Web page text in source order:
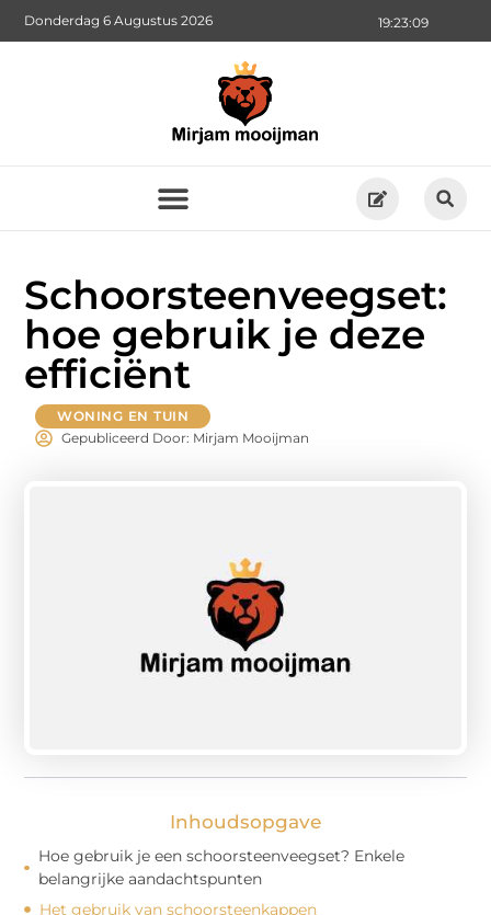
19:23:10
Donderdag 6 Augustus 2026
Schoorsteenveegset:
hoe gebruik je deze
efficiënt
WONING EN TUIN
Gepubliceerd Door: Mirjam Mooijman
Inhoudsopgave
Hoe gebruik je een schoorsteenveegset? Enkele
belangrijke aandachtspunten
Het gebruik van schoorsteenkappen